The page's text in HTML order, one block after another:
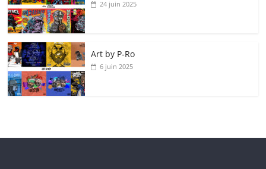
24 juin 2025
Art by P‑Ro
6 juin 2025